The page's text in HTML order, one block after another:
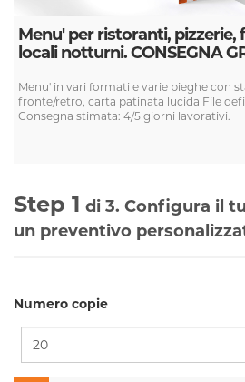
Menu' per ristoranti, pizzerie,
locali notturni. CONSEGNA
Menu' in vari formati e varie pieghe con
fronte/retro, carta patinata lucida File
Consegna stimata: 4/5 giorni lavorativi.
Step 1 di 3. Configura il
un preventivo
Numero copie